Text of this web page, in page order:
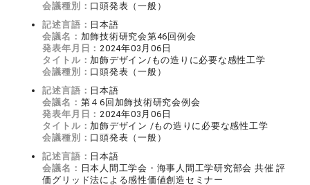
会議種別： 口頭発表（一般）
記述言語： 日本語
会議名： 加飾技術研究会第46回例会
発表年月日：2024年03月06日
タイトル： 加飾デザイン/もの造りに必要な感性工学
会議種別： 口頭発表（一般）
記述言語： 日本語
会議名： 第４6回加飾技術研究会例会
発表年月日：2024年03月06日
タイトル： 加飾デザイン /もの造りに必要な感性工学
会議種別： 口頭発表（一般）
記述言語： 日本語
会議名： 日本人間工学会・海事人間工学研究部会 共催 評
価グリッド法による感性価値創造セミナー